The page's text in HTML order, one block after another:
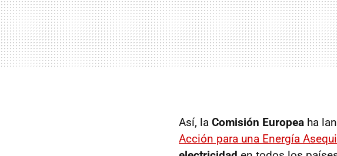
Así, la Comisión Europea ha
Acción para una Energía